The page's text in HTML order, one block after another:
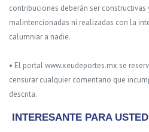
contribuciones deberán ser constructivas
malintencionadas ni realizadas con la
calumniar a nadie.
• El portal www.xeudeportes.mx se
censurar cualquier comentario que
descrita.